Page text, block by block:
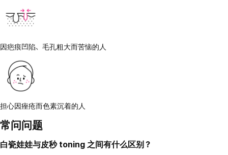
因疤痕凹陷、毛孔粗大而苦恼的人
担心因痤疮而色素沉着的人
常问问题
白瓷娃娃与皮秒 toning 之间有什么区别？